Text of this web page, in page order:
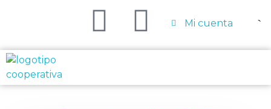
Mi cuenta
Cooperativa del campo La Sagrada Familia
Cooperativa fundada en 1965, en Zurbarán (Badajoz)